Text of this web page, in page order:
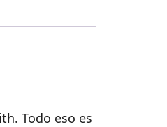
Todo eso es